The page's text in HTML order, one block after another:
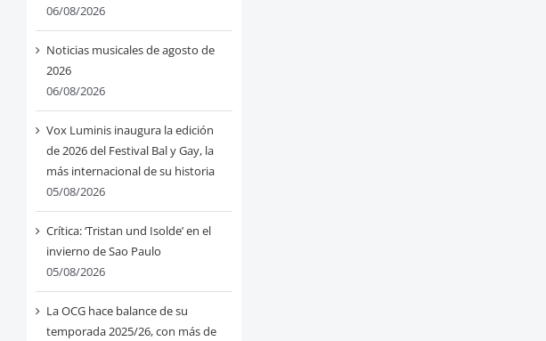
06/08/2026
Noticias musicales de agosto de
2026
06/08/2026
Vox Luminis inaugura la edición
de 2026 del Festival Bal y Gay, la
más internacional de su historia
05/08/2026
Crítica: ‘Tristan und Isolde’ en el
invierno de Sao Paulo
05/08/2026
La OCG hace balance de su
temporada 2025/26, con más de